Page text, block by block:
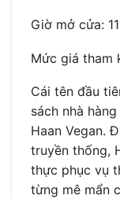
Giờ mở cửa:
Mức giá tham
Cái tên đầu
sách nhà
Haan Vegan.
truyền thống,
thực phục vụ
từng mê mẩn